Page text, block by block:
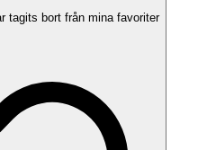
tagits bort från mina favoriter